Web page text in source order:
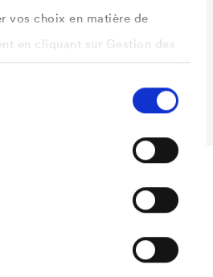
vos choix en matière de
en cliquant sur Gestion des
politique de confidentialité
que vous souhaitez
env. 150 m